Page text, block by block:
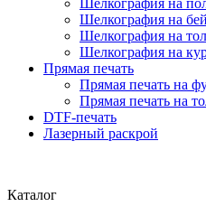
Шелкография на
Шелкография на
Шелкография на
Прямая печать
Прямая печать на
Прямая печать на
DTF-печать
Лазерный раскрой
Каталог